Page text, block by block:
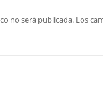
no será publicada. Los